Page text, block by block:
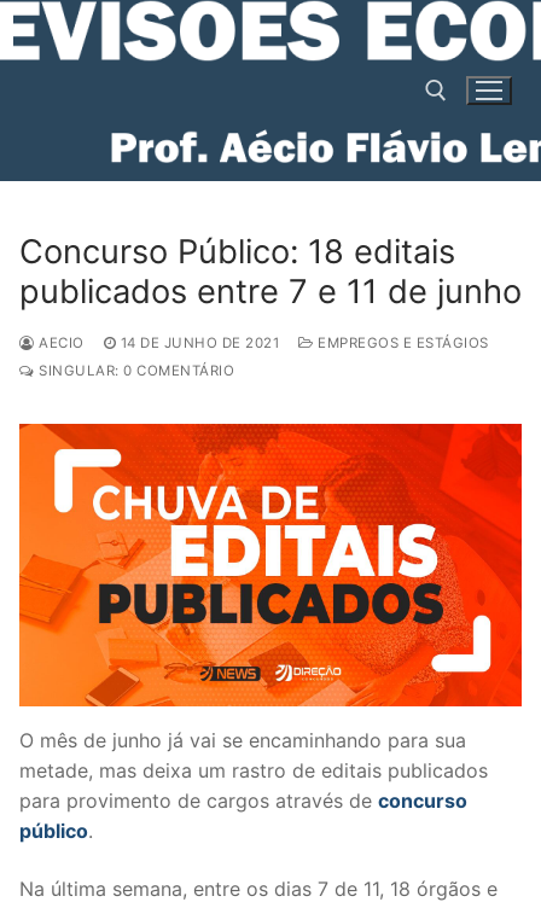
Pular
para
Concurso Público: 18 editais
publicados entre 7 e 11 de junho
AECIO 14 DE JUNHO DE 2021
EMPREGOS E ESTÁGIOS
SINGULAR: 0 COMENTÁRIO
O mês de junho já vai se encaminhando para sua
metade, mas deixa um rastro de editais publicados
para provimento de cargos através de concurso
público.
Na última semana, entre os dias 7 de 11, 18 órgãos e